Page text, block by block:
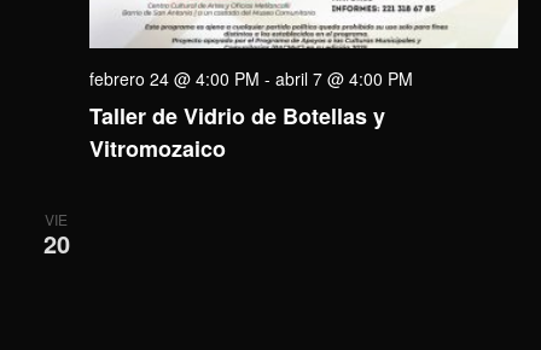
Taller de Vidrio de Botellas y
Vitromozaico
febrero 24 @ 4:00 PM - abril 7 @ 4:00 PM
VIE
20